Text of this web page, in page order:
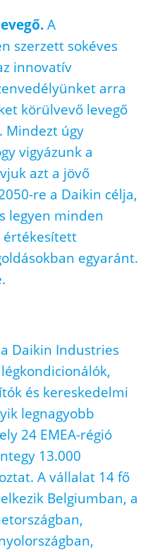
A
szerzett sokéves
innovatív
arra
körülvevő levegő
Mindezt úgy
vigyázunk a
azt a jövő
re a Daikin célja,
legyen minden
értékesített
egyaránt.
Daikin Industries
és kereskedelmi
legnagyobb
24 EMEA-régió
13.000
A vállalat 14 fő
Belgiumban, a